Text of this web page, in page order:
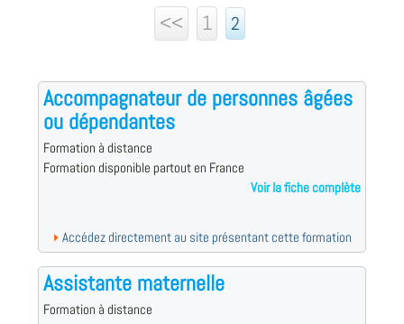
<<
1 2
Accompagnateur de personnes âgées
ou dépendantes
Formation à distance
Formation disponible partout en France
Voir la fiche complète
Accédez directement au site présentant cette formation
Assistante maternelle
Formation à distance